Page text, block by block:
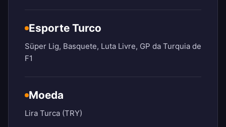
Esporte Turco
Süper Lig, Basquete, Luta Livre, GP da Turquia de
F1
Moeda
Lira Turca (TRY)